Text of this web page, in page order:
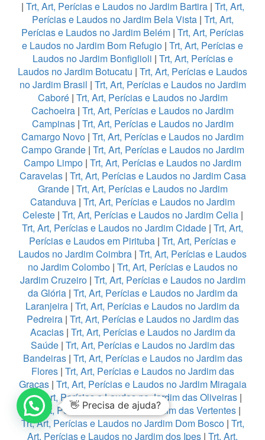
| Trt, Art, Perícias e Laudos no Jardim Bartira| Trt, Art,
Perícias e Laudos no Jardim Bela Vista| Trt, Art,
Perícias e Laudos no Jardim Belém | Trt, Art, Perícias
e Laudos no Jardim Bom Refugio | Trt, Art, Perícias e
Laudos no Jardim Bonfiglioli | Trt, Art, Perícias e
Laudos no Jardim Botucatu | Trt, Art, Perícias e Laudos
no Jardim Brasil | Trt, Art, Perícias e Laudos no Jardim
Caboré| Trt, Art, Perícias e Laudos no Jardim
Cachoeira | Trt, Art, Perícias e Laudos no Jardim
Campinas| Trt, Art, Perícias e Laudos no Jardim
Camargo Novo | Trt, Art, Perícias e Laudos no Jardim
Campo Grande| Trt, Art, Perícias e Laudos no Jardim
Campo Limpo | Trt, Art, Perícias e Laudos no Jardim
Caravelas| Trt, Art, Perícias e Laudos no Jardim Casa
Grande| Trt, Art, Perícias e Laudos no Jardim
Catanduva | Trt, Art, Perícias e Laudos no Jardim
Celeste| Trt, Art, Perícias e Laudos no Jardim Celia|
Trt, Art, Perícias e Laudos no Jardim Cidade | Trt, Art,
Perícias e Laudos em Pirituba | Trt, Art, Perícias e
Laudos no Jardim Coimbra | Trt, Art, Perícias e Laudos
no Jardim Colombo| Trt, Art, Perícias e Laudos no
Jardim Cruzeiro| Trt, Art, Perícias e Laudos no Jardim
da Glória| Trt, Art, Perícias e Laudos no Jardim da
Laranjeira | Trt, Art, Perícias e Laudos no Jardim da
Pedreira| Trt, Art, Perícias e Laudos no Jardim das
Acacias| Trt, Art, Perícias e Laudos no Jardim da
Saúde| Trt, Art, Perícias e Laudos no Jardim das
Bandeiras| Trt, Art, Perícias e Laudos no Jardim das
Flores| Trt, Art, Perícias e Laudos no Jardim das
Graças| Trt, Art, Perícias e Laudos no Jardim Miragaia
|Trt, Art, Perícias e Laudos no Jardim das Oliveiras|
Trt, Art, Perícias e Laudos no Jardim das Vertentes|
Trt, Art, Perícias e Laudos no Jardim Dom Bosco| Trt,
Art, Perícias e Laudos no Jardim dos Ipes | Trt, Art,
👋 Precisa de ajuda?